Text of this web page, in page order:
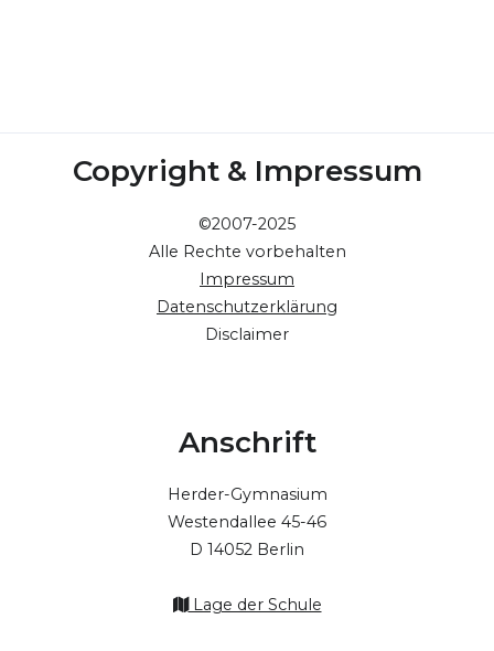
Copyright & Impressum
©2007-2025
Alle Rechte vorbehalten
Impressum
Datenschutzerklärung
Disclaimer
Anschrift
Herder-Gymnasium
Westendallee 45-46
D 14052 Berlin
Lage der Schule